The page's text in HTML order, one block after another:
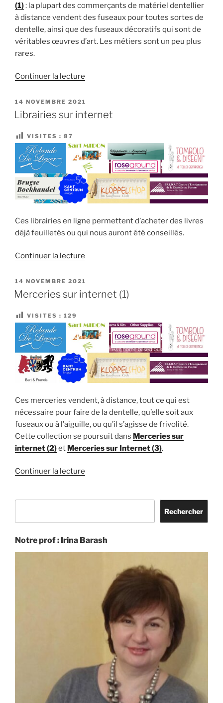
(1): la plupart des commerçants de matériel dentellier
à distance vendent des fuseaux pour toutes sortes de
dentelle, ainsi que des fuseaux décoratifs qui sont de
véritables œuvres d’art. Les métiers sont un peu plus
rares.
Continuer la lecture
métiers
(2) »
PUBLIÉ
LE
14 NOVEMBRE 2021
Librairies sur internet
VISITES : 87
Ces librairies en ligne permettent d’acheter des livres
déjà feuilletés ou qui nous auront été conseillés.
Continuer la lecture
internet »
PUBLIÉ
LE
14 NOVEMBRE 2021
Merceries sur internet (1)
VISITES : 129
Ces merceries vendent, à distance, tout ce qui est
nécessaire pour faire de la dentelle, qu’elle soit aux
fuseaux ou à l’aiguille, ou qu’il s’agisse de frivolité.
Cette collection se poursuit dans Merceries sur
internet (2)et Merceries sur Internet (3).
Continuer la lecture
Rechercher
Notre prof : Irina Barash